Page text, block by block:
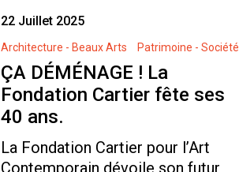
22 Juillet 2025
Architecture - Beaux Arts Patrimoine - Société
ÇA DÉMÉNAGE ! La
Fondation Cartier fête ses
40 ans.
La Fondation Cartier pour l’Art
Contemporain dévoile son futur